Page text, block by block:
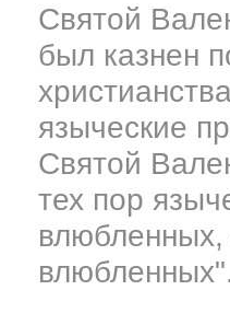
Святой
был казнен
языческие
Святой
тех пор
влюбленных,